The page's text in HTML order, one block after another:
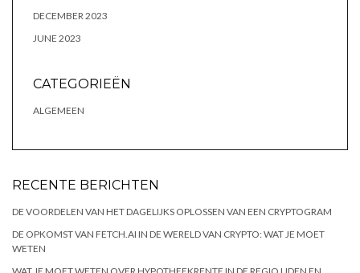
DECEMBER 2023
JUNE 2023
CATEGORIEËN
ALGEMEEN
RECENTE BERICHTEN
DE VOORDELEN VAN HET DAGELIJKS OPLOSSEN VAN EEN CRYPTOGRAM
DE OPKOMST VAN FETCH.AI IN DE WERELD VAN CRYPTO: WAT JE MOET
WETEN